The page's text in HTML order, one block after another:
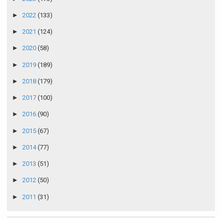
► 2022 (133)
► 2021 (124)
► 2020 (58)
► 2019 (189)
► 2018 (179)
► 2017 (100)
► 2016 (90)
► 2015 (67)
► 2014(77)
► 2013 (51)
► 2012 (50)
► 2011 (31)